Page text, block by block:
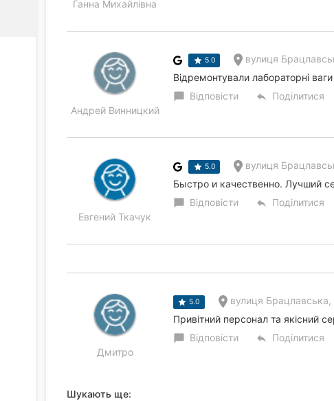
Ганна Михайлівна
Андрей Винницкий
5.0
вулиця
Відремонтували лабораторні
chat_bubble Відповісти reply Поділитися
Евгений Ткачук
5.0
вулиця
Быстро и качественно. Лучший
chat_bubble Відповісти reply Поділитися
Дмитро
5.0
вулиця Брацлавська,
Привітний персонал та якісний
chat_bubble Відповісти reply Поділитися
Шукають ще: